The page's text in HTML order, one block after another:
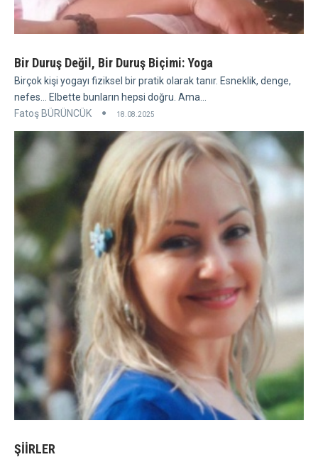
Bir Duruş Değil, Bir Duruş Biçimi: Yoga
Birçok kişi yogayı fiziksel bir pratik olarak tanır. Esneklik, denge,
nefes... Elbette bunların hepsi doğru. Ama...
Fatoş BÜRÜNCÜK
18.08.2025
ŞİİRLER